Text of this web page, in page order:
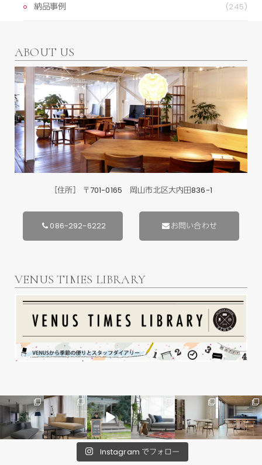
納品事例 (245)
ABOUT US
［住所］ 〒701-0165 岡山市北区大内田836-1
086-292-6222 お問い合わせ
VENUS TIMES LIBRARY
Instagram でフォロー